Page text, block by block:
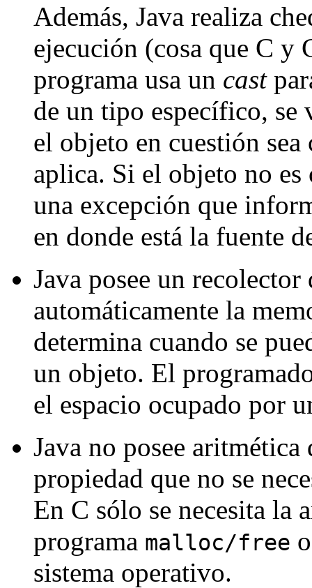
Además, Java realiza
ejecución (cosa que C y
programa usa un cast
de un tipo específico, se
el objeto en cuestión
aplica. Si el objeto no es
una excepción que
en donde está la fuente
Java posee un
automáticamente la
determina cuando se
un objeto. El
el espacio ocupado por
Java no posee
propiedad que no se
En C sólo se necesita la
programa malloc/free
sistema operativo.